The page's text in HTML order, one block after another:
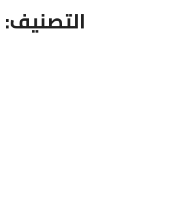
التصنيف: